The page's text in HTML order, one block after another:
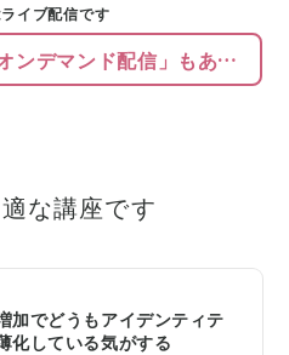
イブ配信です
いつでも視聴できる「オンデマンド配信」もあります
な講座です
加でどうもアイデンティテ
化している気がする